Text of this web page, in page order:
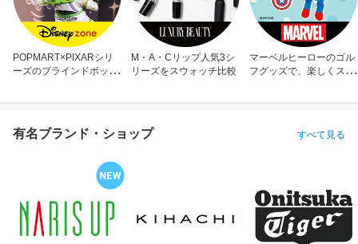
POPMART×PIXARシリ
ーズのブラインドボック
M・A・Cリップ人気3シ
リーズをスウォッチ比較
マーベルヒーローのゴル
フグッズで、楽しくスコ
有名ブランド・ショップ すべて見る